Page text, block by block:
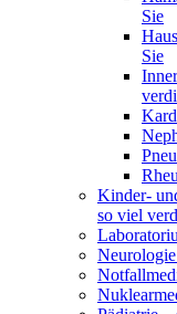
Sie
Sie
Kinder-
so viel